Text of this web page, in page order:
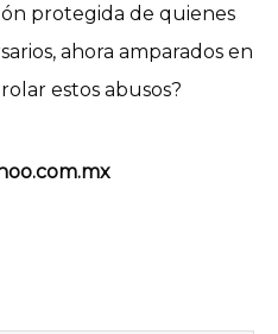
protegida de quienes
ahora amparados en
estos abusos?